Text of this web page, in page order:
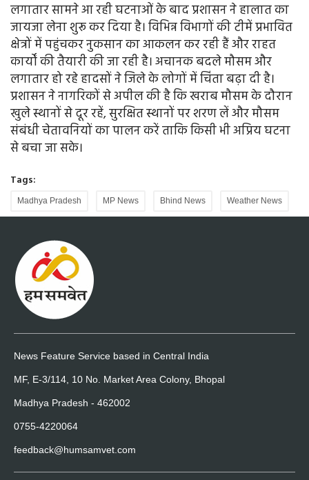
लगातार सामने आ रही घटनाओं के बाद प्रशासन ने हालात का
जायजा लेना शुरू कर दिया है। विभिन्न विभागों की टीमें प्रभावित
क्षेत्रों में पहुंचकर नुकसान का आकलन कर रही हैं और राहत
कार्यों की तैयारी की जा रही है। अचानक बदले मौसम और
लगातार हो रहे हादसों ने जिले के लोगों में चिंता बढ़ा दी है।
प्रशासन ने नागरिकों से अपील की है कि खराब मौसम के दौरान
खुले स्थानों से दूर रहें, सुरक्षित स्थानों पर शरण लें और मौसम
संबंधी चेतावनियों का पालन करें ताकि किसी भी अप्रिय घटना
से बचा जा सके।
Tags:
Madhya Pradesh MP News Bhind News Weather News
News Feature Service based in Central India
MF, E-3/114, 10 No. Market Area Colony, Bhopal
Madhya Pradesh - 462002
0755-4220064
feedback@humsamvet.com